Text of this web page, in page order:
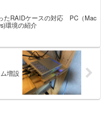
たRAIDケースの対応 PC（Mac
環境の紹介
増設